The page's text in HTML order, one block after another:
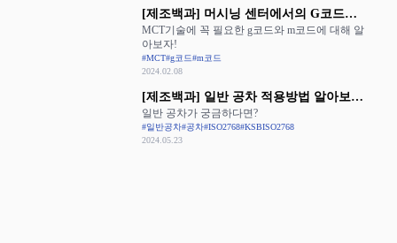
[제조백과] 머시닝 센터에서의 G코드와
M코드 활용
MCT기술에 꼭 필요한 g코드와 m코드에 대해 알
아보자!
#MCT#g코드#m코드
2024.02.08
[제조백과] 일반 공차 적용방법 알아보기:
ISO 2768과 KS B ISO 2768
일반 공차가 궁금하다면?
#일반공차#공차#ISO2768#KSBISO2768
2024.05.23